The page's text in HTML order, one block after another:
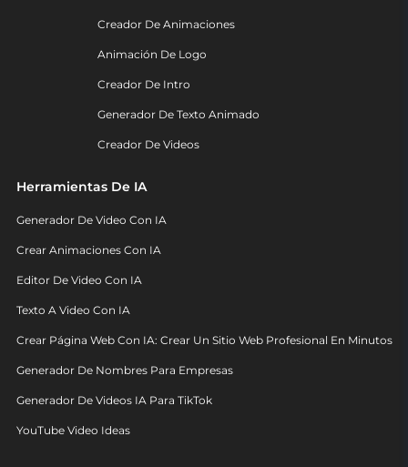
Creador De Animaciones
Animación De Logo
Creador De Intro
Generador De Texto Animado
Creador De Videos
Herramientas De IA
Generador De Video Con IA
Crear Animaciones Con IA
Editor De Video Con IA
Texto A Video Con IA
Crear Página Web Con IA: Crear Un Sitio Web Profesional En Minutos
Generador De Nombres Para Empresas
Generador De Videos IA Para TikTok
YouTube Video Ideas